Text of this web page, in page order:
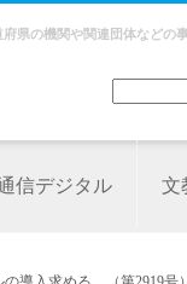
県の機関や関連団体などの
信デジタル 文